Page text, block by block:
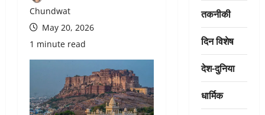
Chundwat
May 20, 2026
1 minute read
तकनीकी
दिन विशेष
देश-दुनिया
धार्मिक